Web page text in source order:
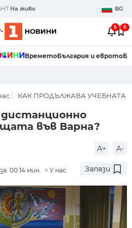
На живо BG
5 0
ВреметоБългария и еврото
КАК ПРОДЪЛЖАВА УЧЕБНАТА
дистанционно
във Варна?
A+ A-
00:14 мин. У нас Запази